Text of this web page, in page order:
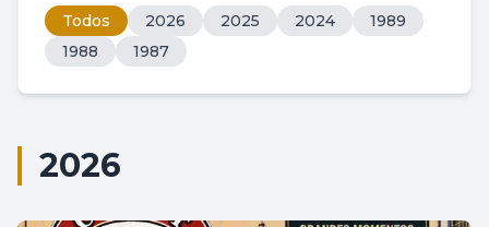
Todos
2026 2025 2024
1989
1988
1987
2026